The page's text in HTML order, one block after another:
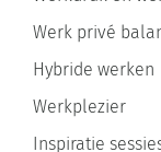
Hybride werken
Werkplezier
Inspiratie sessies